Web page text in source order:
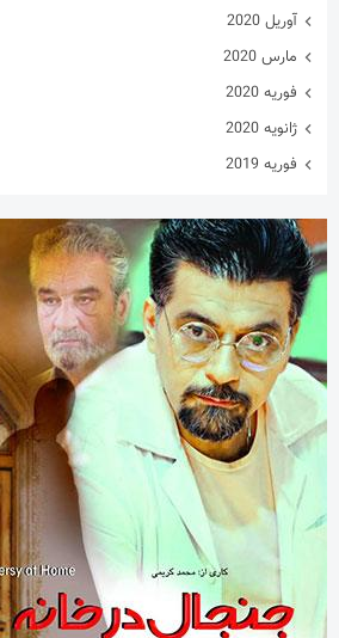
آوریل 2020
مارس 2020
فوریه 2020
ژانویه 2020
فوریه 2019